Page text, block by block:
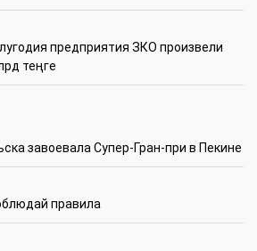
предприятия ЗКО произвели
теңге
завоевала Супер-Гран-при в Пекине
правила